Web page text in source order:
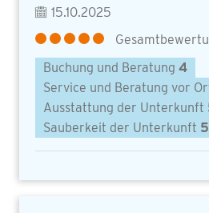
15.10.2025
Buchung und Beratung 4
Service und Beratung vor
Ausstattung der Unterkunft
Sauberkeit der Unterkunft 5